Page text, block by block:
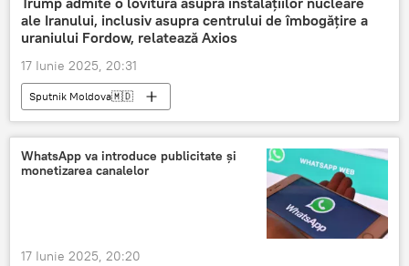
ale Iranului, inclusiv asupra centrului de îmbogățire a
uraniului Fordow, relatează Axios
17 Iunie 2025, 20:31
Sputnik Moldova🇲🇩
WhatsApp va introduce publicitate și
monetizarea canalelor
17 Iunie 2025, 20:20